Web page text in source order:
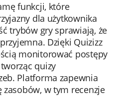
funkcji, które
dla użytkownika
trybów gry sprawiają, że
Dzięki Quizizz
monitorować postępy
quizy
Platforma zapewnia
w tym recenzje